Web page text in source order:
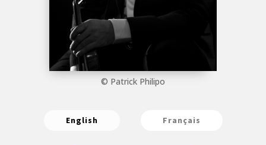
© Patrick Philipo
English Français